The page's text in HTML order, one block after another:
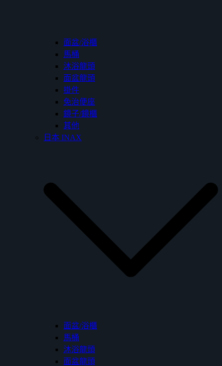
面盆/浴櫃
馬桶
沐浴龍頭
面盆龍頭
掛件
免治便座
鏡子/鏡櫃
其他
日本 INAX
面盆/浴櫃
馬桶
沐浴龍頭
面盆龍頭